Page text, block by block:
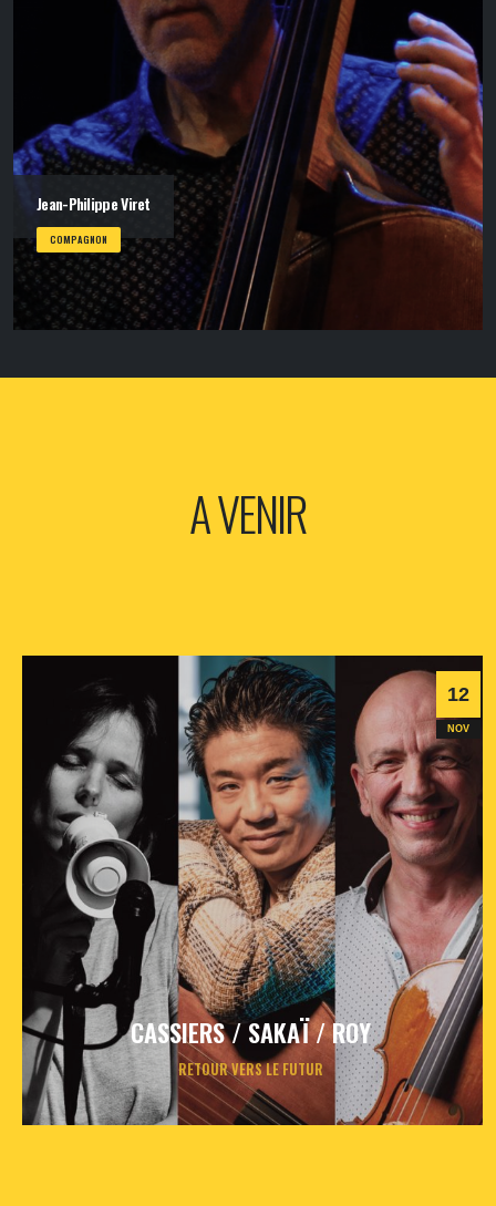
Jean-Philippe Viret
COMPAGNON
A VENIR
12
NOV
CASSIERS / SAKAÏ / ROY
RETOUR VERS LE FUTUR
jeudi12nov2026- 20h30- Le Triton